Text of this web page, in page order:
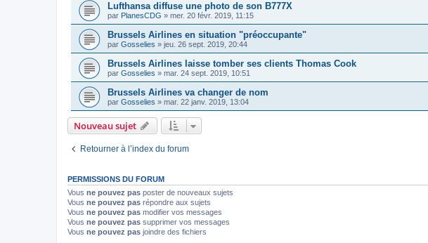
Lufthansa diffuse une photo de son B777X
par PlanesCDG » mer. 20 févr. 2019, 11:15
Brussels Airlines en situation "préoccupante"
par Gosselies » jeu. 26 sept. 2019, 20:44
Brussels Airlines laisse tomber ses clients Thomas Cook
par Gosselies » mar. 24 sept. 2019, 10:51
Brussels Airlines va changer de nom
par Gosselies » mar. 22 janv. 2019, 13:04
Nouveau sujet
Retourner à l’index du forum
PERMISSIONS DU FORUM
Vous ne pouvez pas poster de nouveaux sujets
Vous ne pouvez pas répondre aux sujets
Vous ne pouvez pas modifier vos messages
Vous ne pouvez pas supprimer vos messages
Vous ne pouvez pas joindre des fichiers